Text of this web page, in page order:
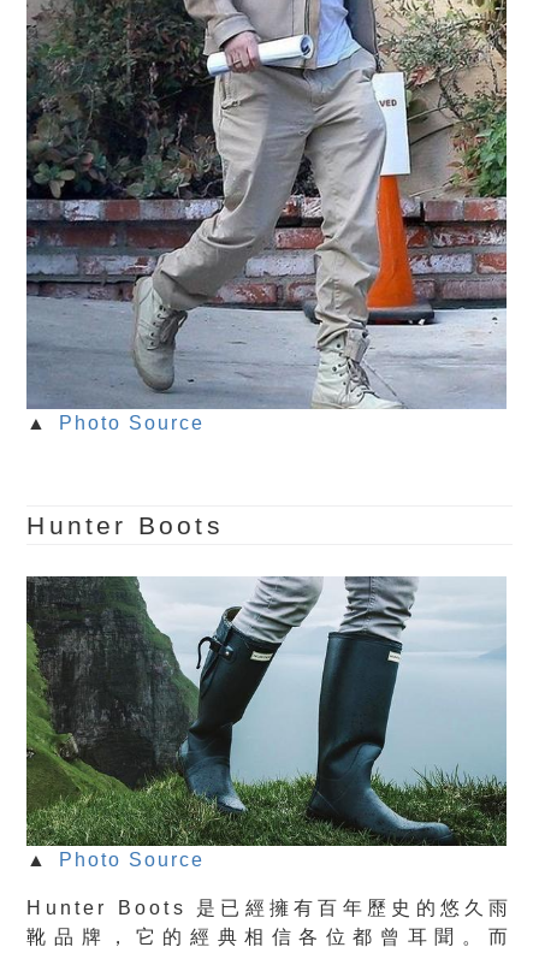
▲ Photo Source
Hunter Boots
▲ Photo Source
Hunter Boots 是已經擁有百年歷史的悠久雨
靴品牌，它的經典相信各位都曾耳聞。 而